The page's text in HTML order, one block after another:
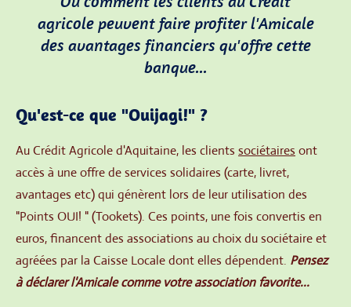
agricole peuvent faire profiter l'Amicale
des avantages financiers qu'offre cette
banque...
Qu'est-ce que "Ouijagi!" ?
Au Crédit Agricole d'Aquitaine, les clients sociétaires ont
accès à une offre de services solidaires (carte, livret,
avantages etc) qui génèrent lors de leur utilisation des
"Points OUI! " (Tookets). Ces points, une fois convertis en
euros, financent des associations au choix du sociétaire et
agréées par la Caisse Locale dont elles dépendent. Pensez
à déclarer l'Amicale comme votre association favorite...